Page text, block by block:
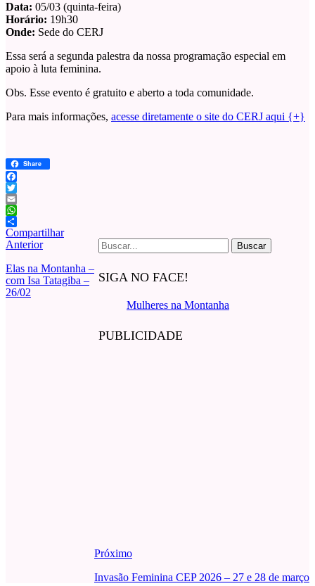
Data: 05/03 (quinta-feira)
Horário: 19h30
Onde: Sede do CERJ
Essa será a segunda palestra da nossa programação especial em
apoio à luta feminina.
Obs. Esse evento é gratuito e aberto a toda comunidade.
Para mais informações, acesse diretamente o site do CERJ aqui {+}
Share
Facebook
Twitter
Email
WhatsApp
Compartilhar
Buscar
por:
SIGA NO FACE!
Mulheres na Montanha
PUBLICIDADE
Anterior
Elas na Montanha –
com Isa Tatagiba –
26/02
Próximo
Invasão Feminina CEP 2026 – 27 e 28 de março